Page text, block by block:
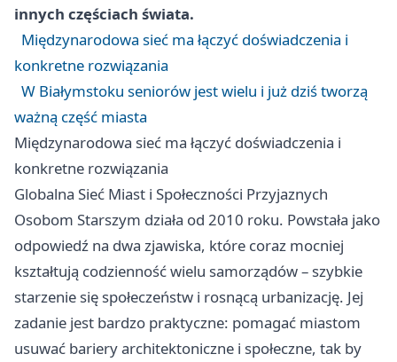
innych częściach świata.
Międzynarodowa sieć ma łączyć doświadczenia i
konkretne rozwiązania
W Białymstoku seniorów jest wielu i już dziś tworzą
ważną część miasta
Międzynarodowa sieć ma łączyć doświadczenia i
konkretne rozwiązania
Globalna Sieć Miast i Społeczności Przyjaznych
Osobom Starszym działa od 2010 roku. Powstała jako
odpowiedź na dwa zjawiska, które coraz mocniej
kształtują codzienność wielu samorządów – szybkie
starzenie się społeczeństw i rosnącą urbanizację. Jej
zadanie jest bardzo praktyczne: pomagać miastom
usuwać bariery architektoniczne i społeczne, tak by